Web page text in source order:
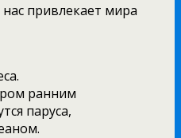
привлекает мира
ранним
паруса,